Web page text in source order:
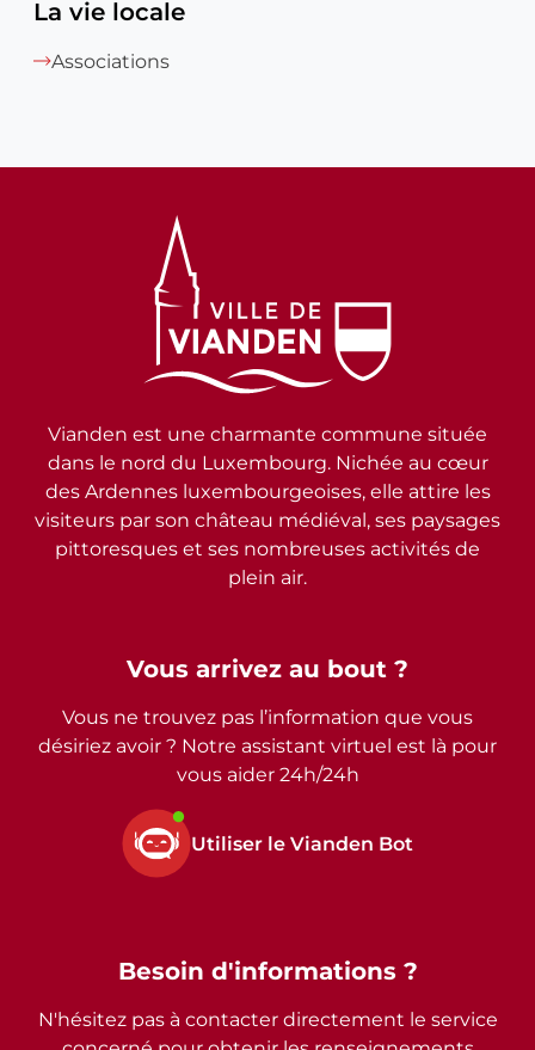
La vie locale
Associations
Vous arrivez au bout ?
Vous ne trouvez pas l’information que vous
désiriez avoir ? Notre assistant virtuel est là pour
vous aider 24h/24h
Utiliser le Vianden Bot
Vianden est une charmante commune située
dans le nord du Luxembourg. Nichée au cœur
des Ardennes luxembourgeoises, elle attire les
visiteurs par son château médiéval, ses paysages
pittoresques et ses nombreuses activités de
plein air.
Besoin d'informations ?
N'hésitez pas à contacter directement le service